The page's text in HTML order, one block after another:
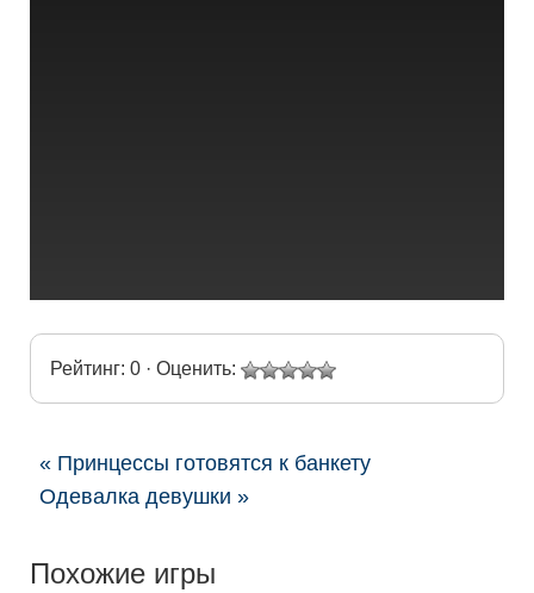
Рейтинг: 0 · Оценить:
« Принцессы готовятся к банкету
Одевалка девушки »
Похожие игры